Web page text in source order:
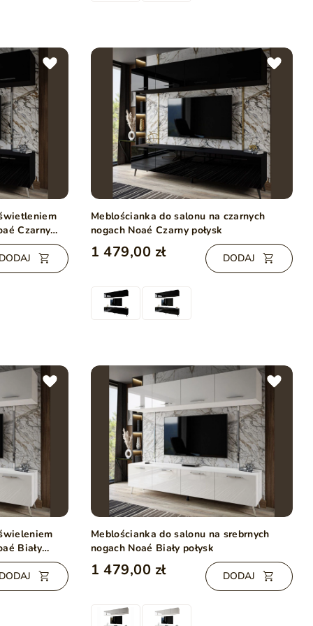
Czarny
Meblościanka do salonu na czarnych
nogach Noaé Czarny połysk
1 479,00 zł DODAJ
Biały
Meblościanka do salonu na srebrnych
nogach Noaé Biały połysk
1 479,00 zł DODAJ